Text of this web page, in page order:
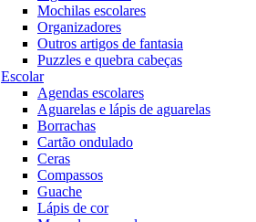
Mochilas escolares
Organizadores
Outros artigos de fantasia
Puzzles e quebra cabeças
Escolar
Agendas escolares
Aguarelas e lápis de aguarelas
Borrachas
Cartão ondulado
Ceras
Compassos
Guache
Lápis de cor